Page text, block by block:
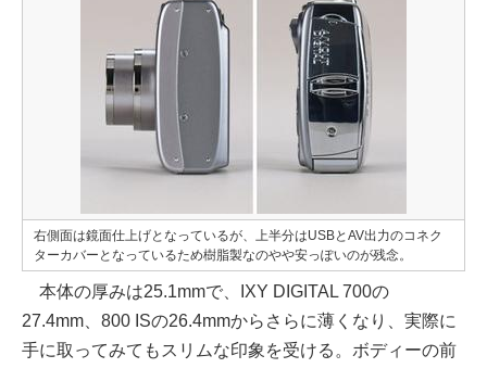
右側面は鏡面仕上げとなっているが、上半分はUSBとAV出力のコネク
ターカバーとなっているため樹脂製なのやや安っぽいのが残念。
本体の厚みは25.1mmで、IXY DIGITAL 700の
27.4mm、800 ISの26.4mmからさらに薄くなり、実際に
手に取ってみてもスリムな印象を受ける。ボディーの前